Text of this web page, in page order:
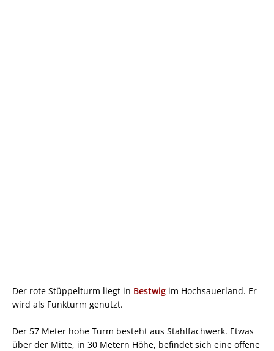
Der rote Stüppelturm liegt in Bestwig im Hochsauerland. Er
wird als Funkturm genutzt.
Der 57 Meter hohe Turm besteht aus Stahlfachwerk. Etwas
über der Mitte, in 30 Metern Höhe, befindet sich eine offene